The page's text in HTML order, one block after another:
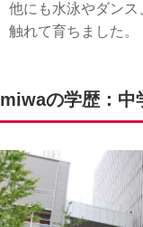
他にも水泳やダン
触れて育ちました。
miwaの学歴：中